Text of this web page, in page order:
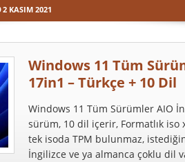
2 KASIM 2021
Windows 11 Tüm
17in1 – Türkçe + 10 Dil
Windows 11 Tüm Sürümler AIO
sürüm, 10 dil içerir, Formatlık
tek isoda TPM bulunmaz,
İngilizce ve ya almanca çoklu dil